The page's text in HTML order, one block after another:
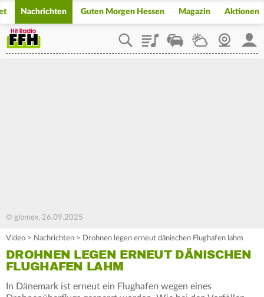
Nachrichten Guten Morgen Hessen Magazin Aktionen
PlaylistStaupilotWetterWebcam
© glomex, 26.09.2025
Video > Nachrichten > Drohnen legen erneut dänischen Flughafen lahm
DROHNEN LEGEN ERNEUT DÄNISCHEN
FLUGHAFEN LAHM
In Dänemark ist erneut ein Flughafen wegen eines